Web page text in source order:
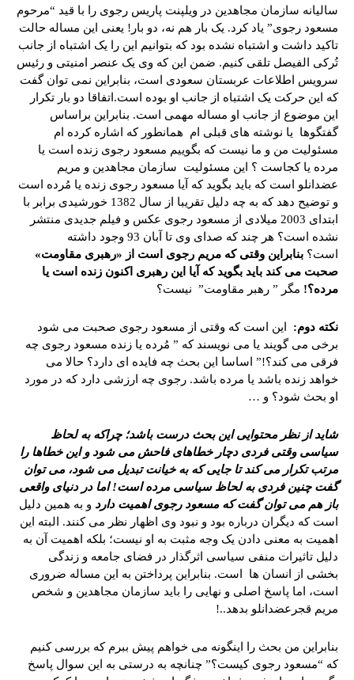
سالیانه سازمان مجاهدین در ویلپنت پاریس رجوی را با قید “مرحوم
مسعود رجوی” یاد کرد. یک بار هم نه، دو بار! یعنی این مساله حالت
تاکید داشت و اشتباه نشده بود که بتوانیم این را یک اشتباه از جانب
تُرکی الفیصل تلقی کنیم. ضمن این که وی یک عنصر امنیتی و رئیس
سرویس اطلاعات عربستان سعودی است، بنابراین نمی توان گفت
که این حرکت یک اشتباه از جانب او بوده است.اتفاقا دو بار تکرار
این موضوع از جانب او مساله مهمی است. بنابراین براساس
گفتگوها یا نوشته های قبلی ام همانطور که اشاره کرده ام
مسئولیت من و ما نیست که بگوییم مسعود رجوی زنده است یا
مرده یا کجاست ؟ این مسئولیت سازمان مجاهدین و مریم
عضدانلو است که باید بگوید که آیا مسعود رجوی زنده یا مُرده است
و توضیح دهد که به چه دلیل تقریبا از سال 1382 خورشیدی برابر با
ابتدای 2003 میلادی از مسعود رجوی عکس و فیلم جدیدی منتشر
نشده است؟ هر چند که صدای وی تا آبان 93 وجود داشته
است؟ بنابراین وقتی که مریم رجوی است از «رهبری مقاومت»
صحبت می کند باید بگوید که آیا این رهبری اکنون زنده است یا
مرده؟! مگر ” رهبر مقاومت” نیست؟
نکته دوم:
این است که وقتی از مسعود رجوی صحبت می شود
برخی می گویند یا می نویسند که ” مُرده یا زنده مسعود رجوی چه
فرقی می کند؟!” اساسا این بحث چه فایده ای دارد؟ حالا می
خواهد زنده باشد یا مرده باشد. رجوی چه ارزشی دارد که در مورد
او بحث شود؟ و …
شاید از نظر محتوایی این بحث درست باشد؛ چراکه به لحاظ
سیاسی وقتی فردی دچار خطاهای فاحش می شود و این خطاها را
مرتب تکرار می کند تا جایی که به خیانت تبدیل می شود، می توان
گفت چنین فردی به لحاظ سیاسی مرده است! اما در دنیای واقعی
باز هم می توان گفت که مسعود رجوی اهمیت دارد و به همین دلیل
است که دیگران درباره بود و نبود وی اظهار نظر می کنند. البته این
اهمیت به معنی دادن یک وجه مثبت به او نیست؛ بلکه اهمیت آن به
دلیل تاثیرات منفی سیاسی اثرگذار در فضای جامعه و زندگی
بخشی از انسان ها است. بنابراین پرداختن به این مساله ضروری
است، اما پاسخ اصلی و نهایی را باید سازمان مجاهدین و شخص
مریم قجرعضدانلو بدهد..!
بنابراین من بحث را اینگونه می خواهم پیش ببرم که بررسی کنیم
که “مسعود رجوی کیست؟” چنانچه به درستی به این سوال پاسخ